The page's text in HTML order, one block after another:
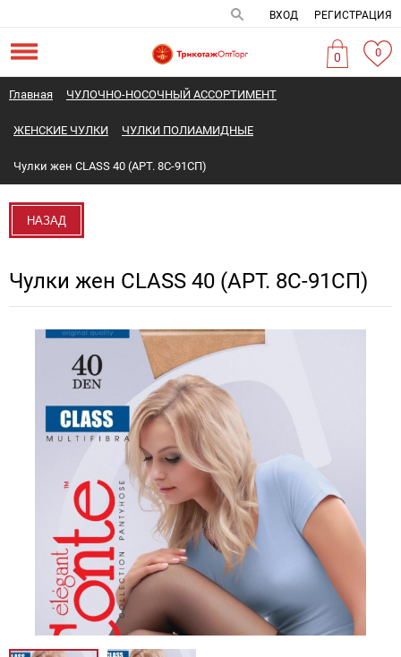
ВХОД РЕГИСТРАЦИЯ
0 0
Главная ЧУЛОЧНО-НОСОЧНЫЙ АССОРТИМЕНТ
ЖЕНСКИЕ ЧУЛКИ ЧУЛКИ ПОЛИАМИДНЫЕ
Чулки жен CLASS 40 (АРТ. 8С-91СП)
НАЗАД
Чулки жен CLASS 40 (АРТ. 8С-91СП)
Новинка